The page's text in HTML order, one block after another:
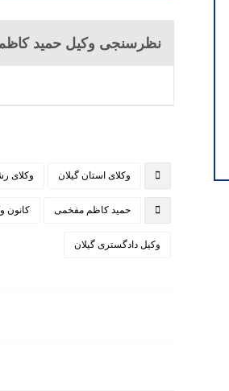
نظرسنجی وکیل حمید
وکلای استان گیلان وکلای
حمید کاظم مفخمی کانون
وکیل دادگستری گیلان